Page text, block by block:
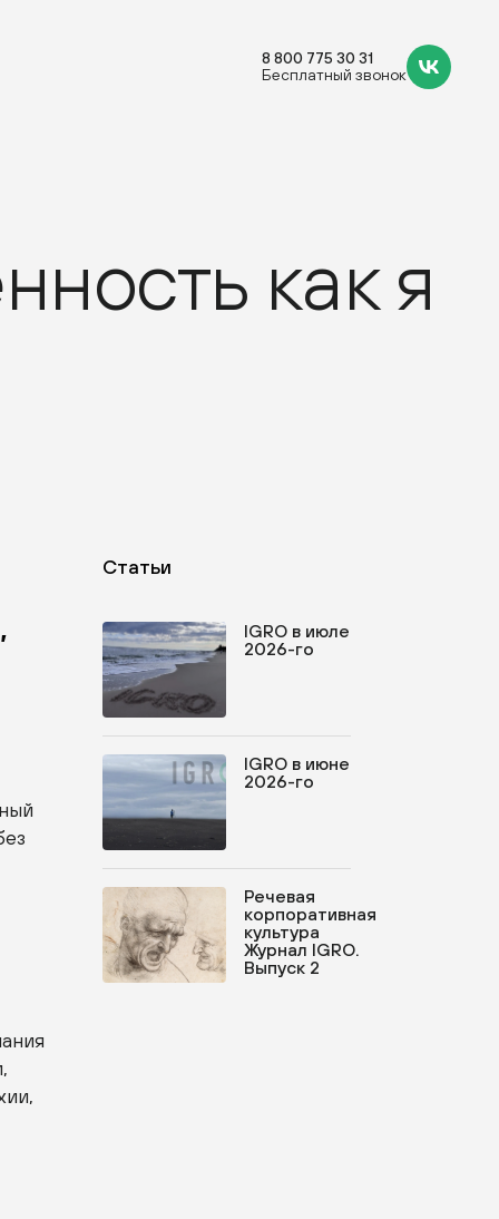
8 800 775 30 31
Бесплатный звонок
как я
Статьи
IGRO в июле
2026-го
IGRO в июне
2026-го
Речевая
корпоративная
культура
Журнал IGRO.
Выпуск 2